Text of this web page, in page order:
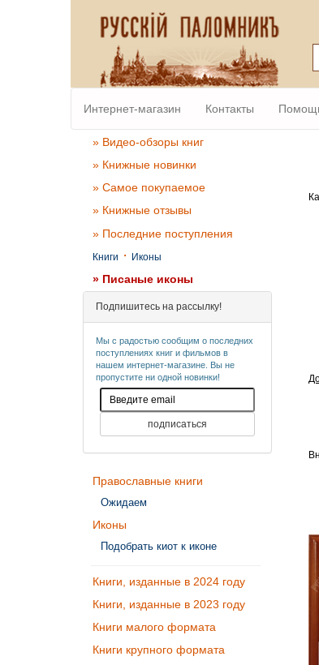
Интернет-магазин Контакты
» Видео-обзоры книг
» Книжные новинки
» Самое покупаемое
» Книжные отзывы
» Последние поступления
Книги · Иконы
» Писаные иконы
Подпишитесь на рассылку!
Мы с радостью сообщим о последних
поступлениях книг и фильмов в
нашем интернет-магазине. Вы не
пропустите ни одной новинки!
Православные книги
Ожидаем
Иконы
Подобрать киот к иконе
Книги, изданные в 2024 году
Книги, изданные в 2023 году
Книги малого формата
Книги крупного формата